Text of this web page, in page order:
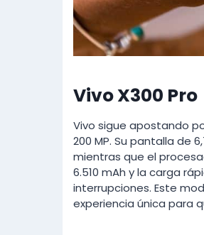
Vivo X300 Pro
Vivo sigue apostando
200 MP. Su pantalla de
mientras que el
6.510 mAh y la carga
interrupciones. Este
experiencia única para